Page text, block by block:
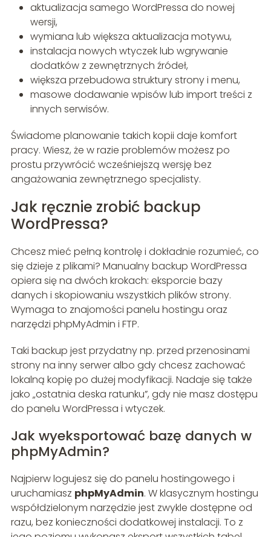
aktualizacja samego WordPressa do nowej
wersji,
wymiana lub większa aktualizacja motywu,
instalacja nowych wtyczek lub wgrywanie
dodatków z zewnętrznych źródeł,
większa przebudowa struktury strony i menu,
masowe dodawanie wpisów lub import treści z
innych serwisów.
Świadome planowanie takich kopii daje komfort
pracy. Wiesz, że w razie problemów możesz po
prostu przywrócić wcześniejszą wersję bez
angażowania zewnętrznego specjalisty.
Jak ręcznie zrobić backup
WordPressa?
Chcesz mieć pełną kontrolę i dokładnie rozumieć, co
się dzieje z plikami? Manualny backup WordPressa
opiera się na dwóch krokach: eksporcie bazy
danych i skopiowaniu wszystkich plików strony.
Wymaga to znajomości panelu hostingu oraz
narzędzi phpMyAdmin i FTP.
Taki backup jest przydatny np. przed przenosinami
strony na inny serwer albo gdy chcesz zachować
lokalną kopię po dużej modyfikacji. Nadaje się także
jako „ostatnia deska ratunku”, gdy nie masz dostępu
do panelu WordPressa i wtyczek.
Jak wyeksportować bazę danych w
phpMyAdmin?
Najpierw logujesz się do panelu hostingowego i
uruchamiasz phpMyAdmin. W klasycznym hostingu
współdzielonym narzędzie jest zwykle dostępne od
razu, bez konieczności dodatkowej instalacji. To z